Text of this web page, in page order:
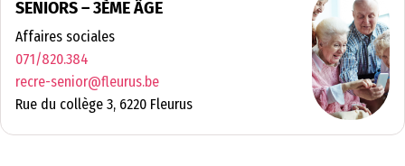
SENIORS – 3ÈME ÂGE
Affaires sociales
071/820.384
recre-senior@fleurus.be
Rue du collège 3, 6220 Fleurus